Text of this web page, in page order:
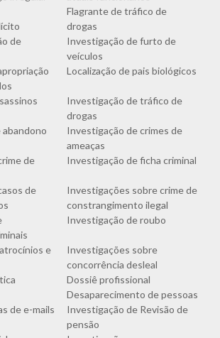
Flagrante de tráfico de
drogas
de
Investigação de furto de
veículos
Localização de pais biológicos
Investigação de tráfico de
drogas
Investigação de crimes de
ameaças
de
Investigação de ficha criminal
de
Investigações sobre crime de
constrangimento ilegal
Investigação de roubo
e
Investigações sobre
concorrência desleal
Dossiê profissional
Desaparecimento de pessoas
de e-mails
Investigação de Revisão de
pensão